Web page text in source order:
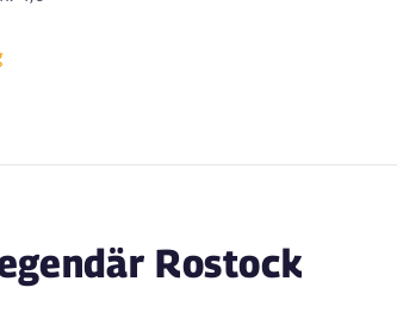
Rostock